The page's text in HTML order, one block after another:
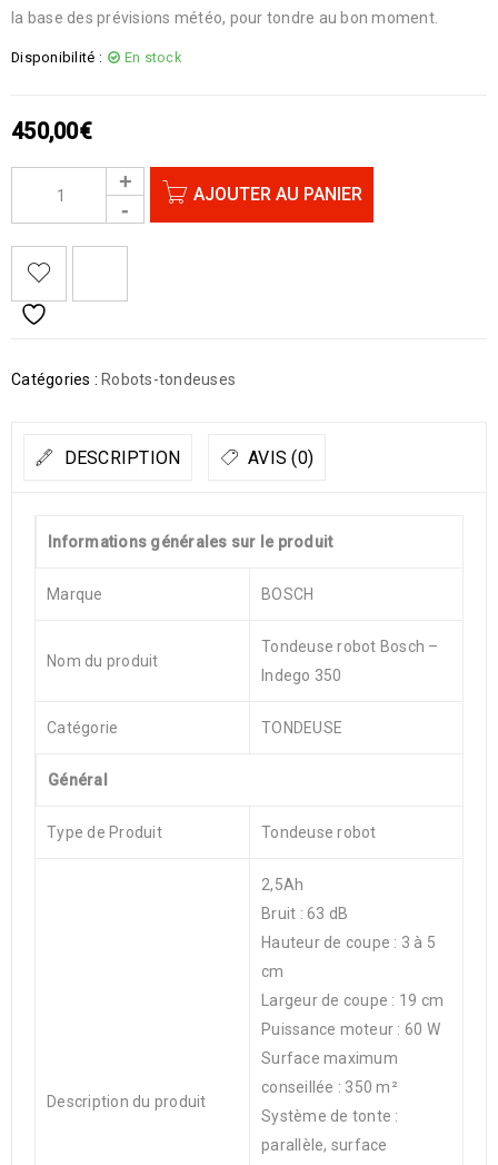
la base des prévisions météo, pour tondre au bon moment.
Disponibilité : En stock
450,00€
AJOUTER AU PANIER
Catégories : Robots-tondeuses
DESCRIPTION AVIS (0)
Informations générales sur le produit
Marque BOSCH
Nom du produit
Tondeuse robot Bosch –
Indego 350
Catégorie TONDEUSE
Général
Type de Produit Tondeuse robot
Description du produit
2,5Ah
Bruit : 63 dB
Hauteur de coupe : 3 à 5
cm
Largeur de coupe : 19 cm
Puissance moteur : 60 W
Surface maximum
conseillée : 350 m²
Système de tonte :
parallèle, surface